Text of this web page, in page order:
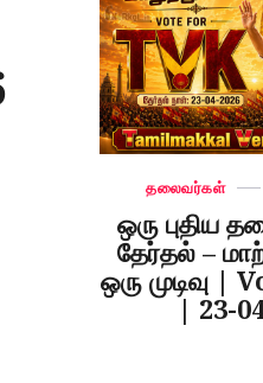
Categories
தலைவர்கள்
ஒரு புதிய
தேர்தல் –
ஒரு முடிவு |
| 23-